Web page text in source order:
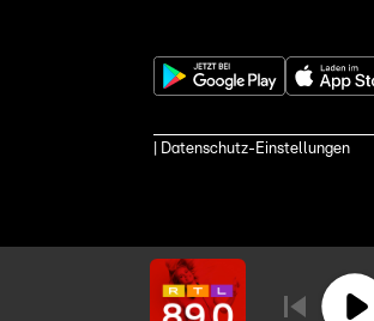
| Datenschutz-Einstellungen